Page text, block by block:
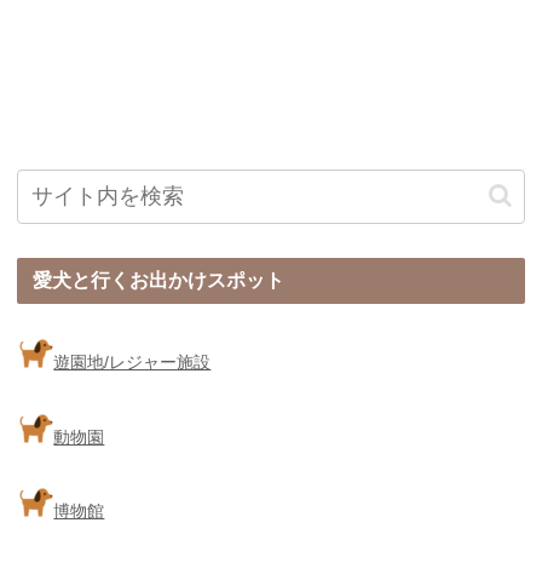
愛犬と行くお出かけスポット
遊園地/レジャー施設
動物園
博物館